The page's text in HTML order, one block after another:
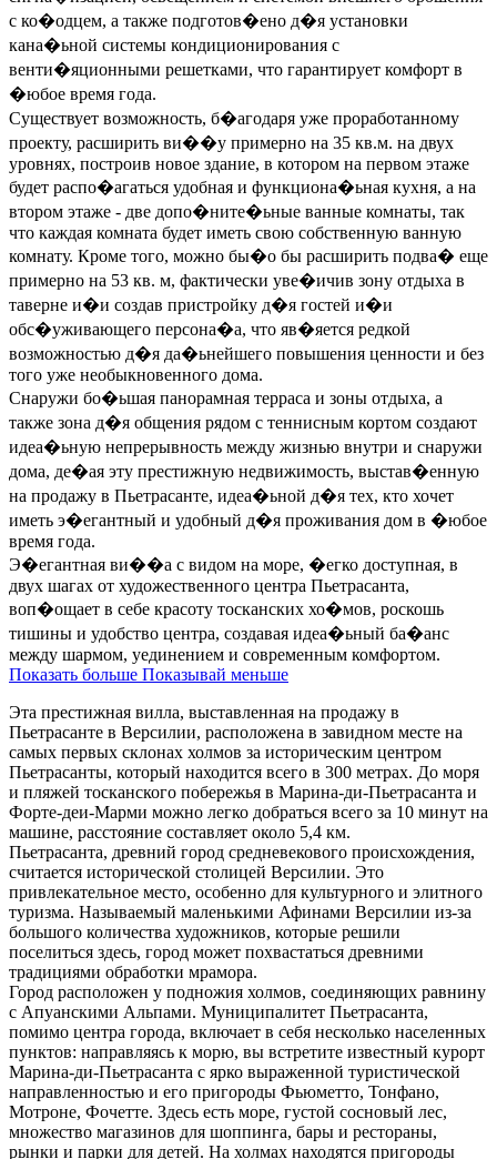
с ко�одцем, а также подготов�ено д�я установки
кана�ьной системы кондиционирования с
венти�яционными решетками, что гарантирует комфорт в
�юбое время года.
Существует возможность, б�агодаря уже проработанному
проекту, расширить ви��у примерно на 35 кв.м. на двух
уровнях, построив новое здание, в котором на первом этаже
будет распо�агаться удобная и функциона�ьная кухня, а на
втором этаже - две допо�ните�ьные ванные комнаты, так
что каждая комната будет иметь свою собственную ванную
комнату. Кроме того, можно бы�о бы расширить подва� еще
примерно на 53 кв. м, фактически уве�ичив зону отдыха в
таверне и�и создав пристройку д�я гостей и�и
обс�уживающего персона�а, что яв�яется редкой
возможностью д�я да�ьнейшего повышения ценности и без
того уже необыкновенного дома.
Снаружи бо�ьшая панорамная терраса и зоны отдыха, а
также зона д�я общения рядом с теннисным кортом создают
идеа�ьную непрерывность между жизнью внутри и снаружи
дома, де�ая эту престижную недвижимость, выстав�енную
на продажу в Пьетрасанте, идеа�ьной д�я тех, кто хочет
иметь э�егантный и удобный д�я проживания дом в �юбое
время года.
Э�егантная ви��а с видом на море, �егко доступная, в
двух шагах от художественного центра Пьетрасанта,
воп�ощает в себе красоту тосканских хо�мов, роскошь
тишины и удобство центра, создавая идеа�ьный ба�анс
между шармом, уединением и современным комфортом.
Показать больше Показывай меньше
Эта престижная вилла, выставленная на продажу в
Пьетрасанте в Версилии, расположена в завидном месте на
самых первых склонах холмов за историческим центром
Пьетрасанты, который находится всего в 300 метрах. До моря
и пляжей тосканского побережья в Марина-ди-Пьетрасанта и
Форте-деи-Марми можно легко добраться всего за 10 минут на
машине, расстояние составляет около 5,4 км.
Пьетрасанта, древний город средневекового происхождения,
считается исторической столицей Версилии. Это
привлекательное место, особенно для культурного и элитного
туризма. Называемый маленькими Афинами Версилии из-за
большого количества художников, которые решили
поселиться здесь, город может похвастаться древними
традициями обработки мрамора.
Город расположен у подножия холмов, соединяющих равнину
с Апуанскими Альпами. Муниципалитет Пьетрасанта,
помимо центра города, включает в себя несколько населенных
пунктов: направляясь к морю, вы встретите известный курорт
Марина-ди-Пьетрасанта с ярко выраженной туристической
направленностью и его пригороды Фьюметто, Тонфано,
Мотроне, Фочетте. Здесь есть море, густой сосновый лес,
множество магазинов для шоппинга, бары и рестораны,
рынки и парки для детей. На холмах находятся пригороды